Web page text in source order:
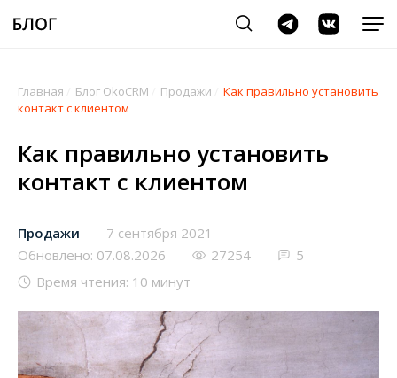
Главная Блог OkoCRM Продажи
Как правильно установить
контакт с клиентом
Как правильно установить
контакт с клиентом
Продажи
7 сентября 2021
Обновлено: 07.08.2026
27254
5
Время чтения: 10 минут